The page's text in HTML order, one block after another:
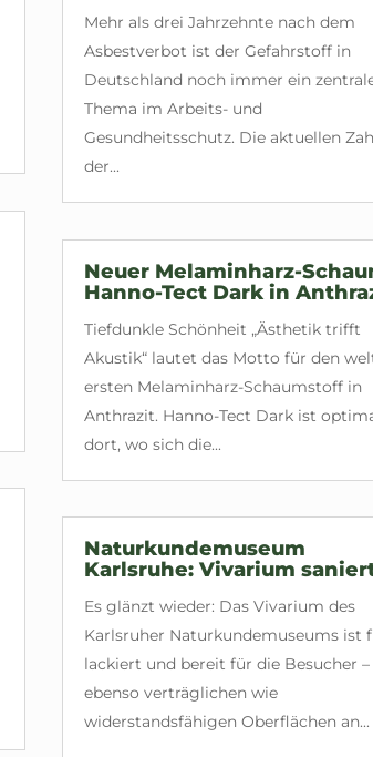
Mehr als drei Jahrzehnte nach dem
Asbestverbot ist der Gefahrstoff in
Deutschland noch immer ein
Thema im Arbeits- und
Gesundheitsschutz. Die aktuellen
der...
Neuer Melaminharz-
Hanno-Tect Dark in
Tiefdunkle Schönheit „Ästhetik trifft
Akustik“ lautet das Motto für den
ersten Melaminharz-Schaumstoff in
Anthrazit. Hanno-Tect Dark ist
dort, wo sich die...
Naturkundemuseum
Karlsruhe: Vivarium
Es glänzt wieder: Das Vivarium des
Karlsruher Naturkundemuseums ist
lackiert und bereit für die Besucher
ebenso verträglichen wie
widerstandsfähigen Oberflächen an...